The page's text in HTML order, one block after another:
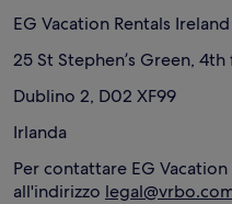
EG Vacation Rentals
25 St Stephen’s Green,
Dublino 2, D02 XF99
Irlanda
Per contattare EG
all'indirizzo